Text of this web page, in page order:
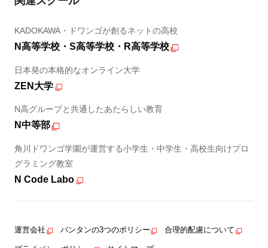
KADOKAWA・ドワンゴが創るネットの高校
N高等学校・S高等学校・R高等学校
日本発の本格的なオンライン大学
ZEN大学
N高グループと共通したあたらしい教育
N中等部
角川ドワンゴ学園が運営する小学生・中学生・高校生向けプロ
グラミング教室
N Code Labo
運営会社 バンタンの3つのポリシー 合理的配慮について